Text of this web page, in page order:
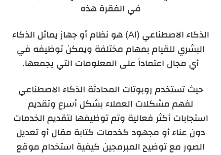
في الفقرة هذه
الذكاء الاصطناعي (AI) هو نظام أو جهاز يماثل الذكاء
البشري للقيام بمهام مختلفة ويمكن توظيفه في
أي مجال اعتماداً على المعلومات التي يجمعها.
حيث تستخدم روبوتات المحادثة الذكاء الاصطناعي
لفهم مشكلات العملاء بشكل أسرع وتقديم
استجابات أكثر فعالية وتم توظيفها لتقديم الخدمات
دون عناء أو مجهود كخدمات كتابة مقال أو تعديل
الصور مع توضيح المبرمجين كيفية استخدام موقع